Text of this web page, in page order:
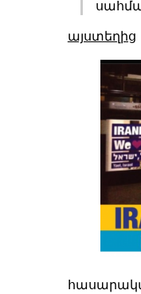
այստեղից